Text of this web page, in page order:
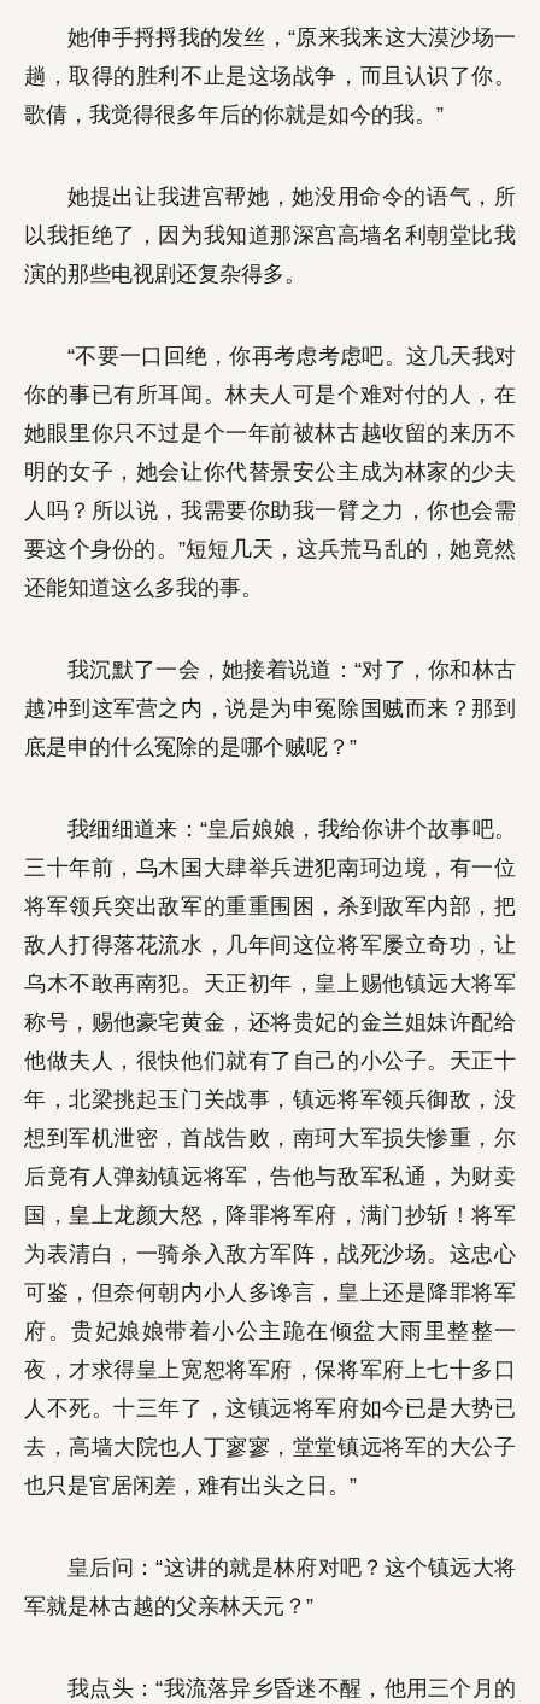
她伸手捋捋我的发丝，“原来我来这大漠沙场一
趟，取得的胜利不止是这场战争，而且认识了你。
歌倩，我觉得很多年后的你就是如今的我。”
她提出让我进宫帮她，她没用命令的语气，所
以我拒绝了，因为我知道那深宫高墙名利朝堂比我
演的那些电视剧还复杂得多。
“不要一口回绝，你再考虑考虑吧。这几天我对
你的事已有所耳闻。林夫人可是个难对付的人，在
她眼里你只不过是个一年前被林古越收留的来历不
明的女子，她会让你代替景安公主成为林家的少夫
人吗？所以说，我需要你助我一臂之力，你也会需
要这个身份的。”短短几天，这兵荒马乱的，她竟然
还能知道这么多我的事。
我沉默了一会，她接着说道：“对了，你和林古
越冲到这军营之内，说是为申冤除国贼而来？那到
底是申的什么冤除的是哪个贼呢？”
我细细道来：“皇后娘娘，我给你讲个故事吧。
三十年前，乌木国大肆举兵进犯南珂边境，有一位
将军领兵突出敌军的重重围困，杀到敌军内部，把
敌人打得落花流水，几年间这位将军屡立奇功，让
乌木不敢再南犯。天正初年，皇上赐他镇远大将军
称号，赐他豪宅黄金，还将贵妃的金兰姐妹许配给
他做夫人，很快他们就有了自己的小公子。天正十
年，北梁挑起玉门关战事，镇远将军领兵御敌，没
想到军机泄密，首战告败，南珂大军损失惨重，尔
后竟有人弹劾镇远将军，告他与敌军私通，为财卖
国，皇上龙颜大怒，降罪将军府，满门抄斩！将军
为表清白，一骑杀入敌方军阵，战死沙场。这忠心
可鉴，但奈何朝内小人多谗言，皇上还是降罪将军
府。贵妃娘娘带着小公主跪在倾盆大雨里整整一
夜，才求得皇上宽恕将军府，保将军府上七十多口
人不死。十三年了，这镇远将军府如今已是大势已
去，高墙大院也人丁寥寥，堂堂镇远将军的大公子
也只是官居闲差，难有出头之日。”
皇后问：“这讲的就是林府对吧？这个镇远大将
军就是林古越的父亲林天元？”
我点头：“我流落异乡昏迷不醒，他用三个月的